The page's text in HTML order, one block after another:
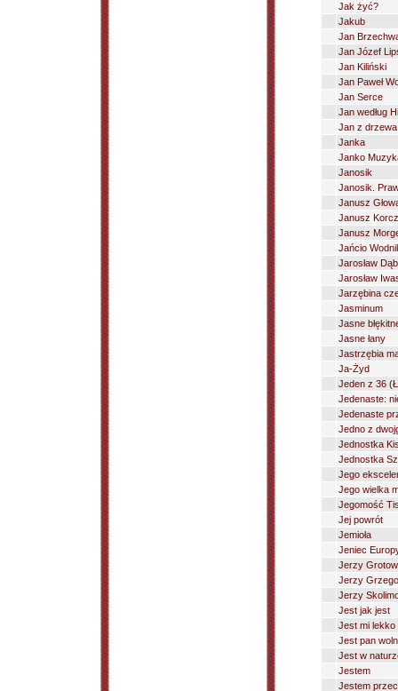
Jak żyć?
Jakub
Jan
Jan Józef
Jan Kiliński
Jan Paweł
Jan Serce
Jan według
Jan z drzewa
Janka
Janko
Janosik
Janosik.
Janusz
Janusz
Janusz
Jańcio
Jarosław
Jarosław
Jarzębina
Jasminum
Jasne
Jasne łany
Jastrzębia
Ja-Żyd
Jeden z 36
Jedenaste:
Jedenaste
Jedno z
Jednostka
Jednostka
Jego
Jego wielka
Jegomość
Jej powrót
Jemioła
Jeniec
Jerzy
Jerzy
Jerzy
Jest jak jest
Jest mi lekko
Jest pan
Jest w
Jestem
Jestem